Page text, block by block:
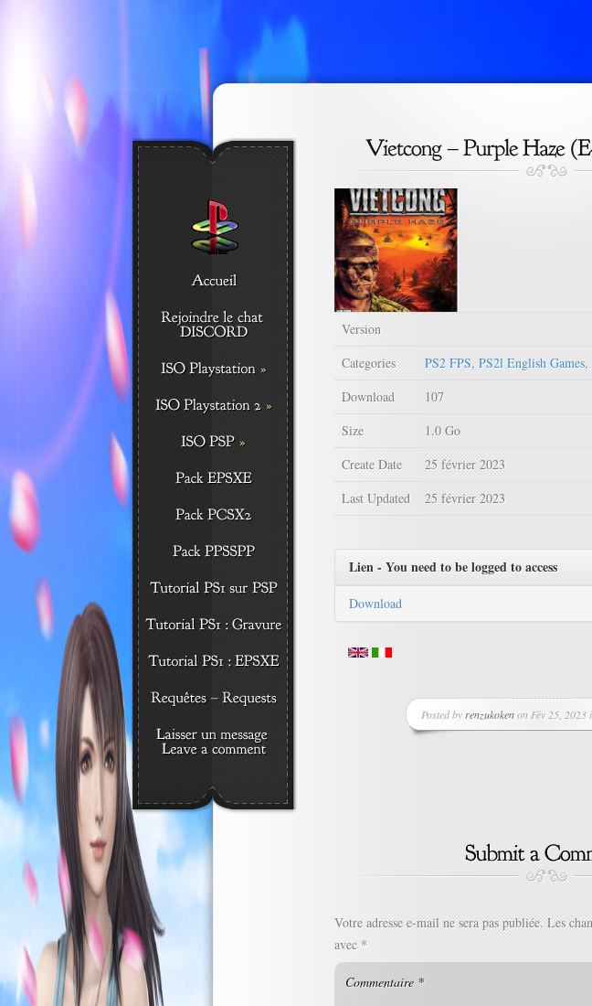
Version
Categories
PS2 FPS, PS2l English Games,
Download
107
Size
1.0 Go
Create Date
25 février 2023
Last Updated
25 février 2023
Lien - You need to be logged to access
Download
Posted by renzukokenon Fév 25, 2023
Votre adresse e-mail ne sera pas publiée. Les
avec *